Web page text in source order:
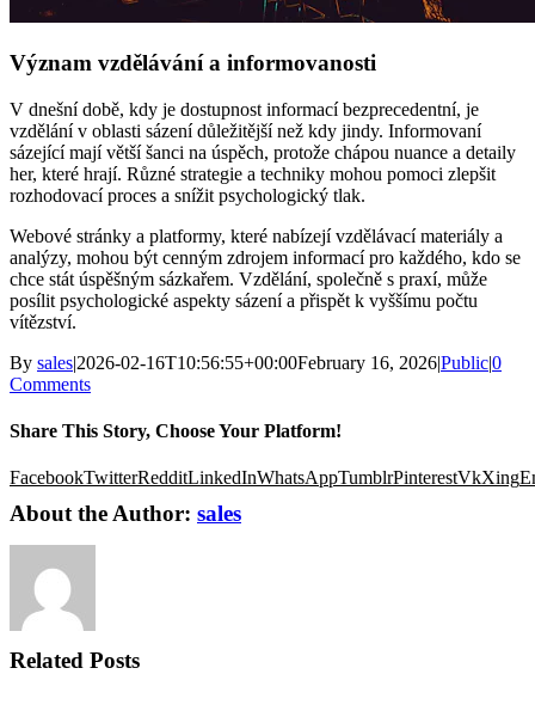
Význam vzdělávání a informovanosti
V dnešní době, kdy je dostupnost informací bezprecedentní, je
vzdělání v oblasti sázení důležitější než kdy jindy. Informovaní
sázející mají větší šanci na úspěch, protože chápou nuance a detaily
her, které hrají. Různé strategie a techniky mohou pomoci zlepšit
rozhodovací proces a snížit psychologický tlak.
Webové stránky a platformy, které nabízejí vzdělávací materiály a
analýzy, mohou být cenným zdrojem informací pro každého, kdo se
chce stát úspěšným sázkařem. Vzdělání, společně s praxí, může
posílit psychologické aspekty sázení a přispět k vyššímu počtu
vítězství.
By sales|2026-02-16T10:56:55+00:00February 16, 2026|Public|0
Comments
Share This Story, Choose Your Platform!
FacebookTwitterRedditLinkedInWhatsAppTumblrPinterestVkXing
About the Author: sales
Related Posts